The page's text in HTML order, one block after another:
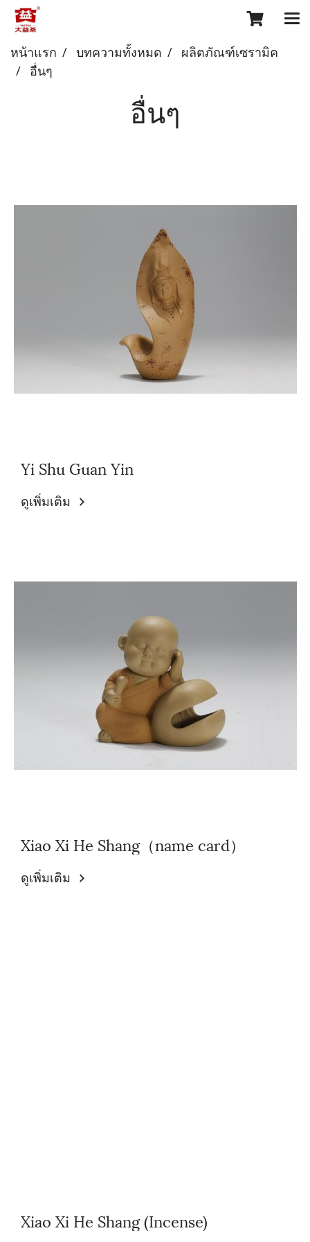
หน้าแรก บทความทั้งหมด
ผลิตภัณฑ์เซรามิค
อื่นๆ
อื่นๆ
Yi Shu Guan Yin
ดูเพิ่มเติม
Xiao Xi He Shang（name card）
ดูเพิ่มเติม
Xiao Xi He Shang (Incense)